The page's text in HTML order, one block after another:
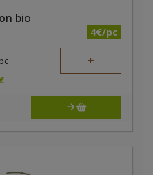
bio
4€/pc
pc +